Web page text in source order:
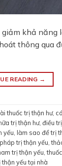
khả năng
thông qua
READING →
thuốc trị thận hư,
trị thận hư, điều
yếu làm sao để trị
trị thận yếu ,
trị thận yếu ,
thận yếu tại nhà